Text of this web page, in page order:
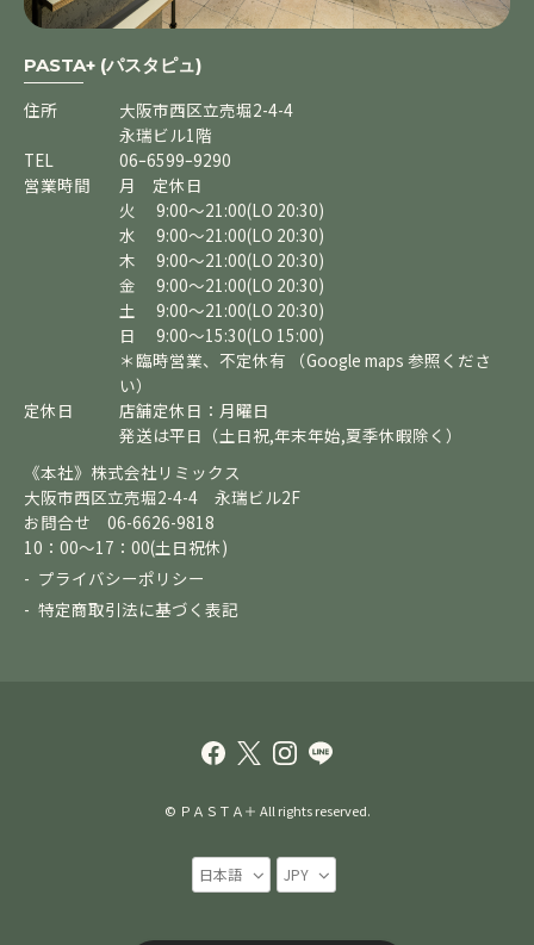
PASTA+ (パスタピュ)
住所
大阪市西区立売堀2-4-4
永瑞ビル1階
TEL
06ｰ6599ｰ9290
営業時間
月 定休日
火 9:00～21:00(LO 20:30)
水 9:00～21:00(LO 20:30)
木 9:00～21:00(LO 20:30)
金 9:00～21:00(LO 20:30)
土 9:00～21:00(LO 20:30)
日 9:00～15:30(LO 15:00)
＊臨時営業、不定休有 （Google maps 参照くださ
い）
定休日
店舗定休日：月曜日
発送は平日（土日祝,年末年始,夏季休暇除く）
《本社》株式会社リミックス
大阪市西区立売堀2-4-4 永瑞ビル2F
お問合せ 06-6626-9818
10：00～17：00(土日祝休)
プライバシーポリシー
特定商取引法に基づく表記
© ＰＡＳＴＡ＋ All rights reserved.